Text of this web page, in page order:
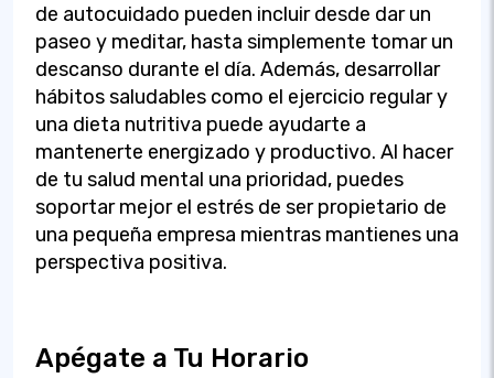
de autocuidado pueden incluir desde dar un
paseo y meditar, hasta simplemente tomar un
descanso durante el día. Además, desarrollar
hábitos saludables como el ejercicio regular y
una dieta nutritiva puede ayudarte a
mantenerte energizado y productivo. Al hacer
de tu salud mental una prioridad, puedes
soportar mejor el estrés de ser propietario de
una pequeña empresa mientras mantienes una
perspectiva positiva.
Apégate a Tu Horario